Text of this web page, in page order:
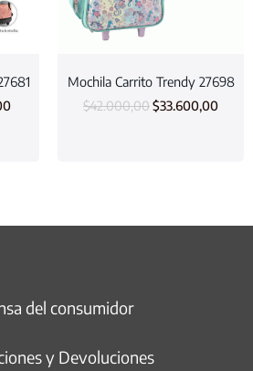
Mochila Carrito Trendy 27698
$42.000,00$33.600,00
del consumidor
y Devoluciones